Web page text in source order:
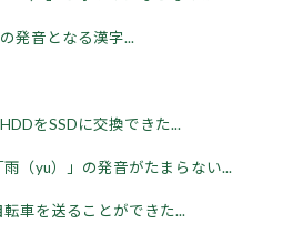
発音となる漢字...
をSSDに交換できた...
（yu）」の発音がたまらない...
車を送ることができた...